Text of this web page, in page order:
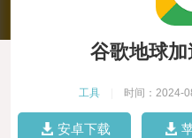
谷歌地球
工具 时间：2024-
安卓下载